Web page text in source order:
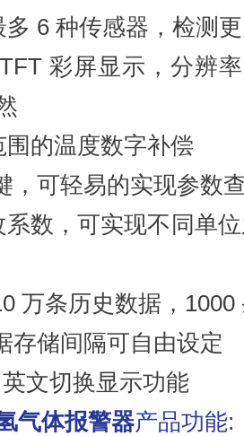
多 6 种传感器，检测
彩屏显示，分辨
的温度数字补偿
，可轻易的实现参数
系数，可实现不同单
万条历史数据，
存储间隔可自由设定
文切换显示功能
气体报警器产品功能: